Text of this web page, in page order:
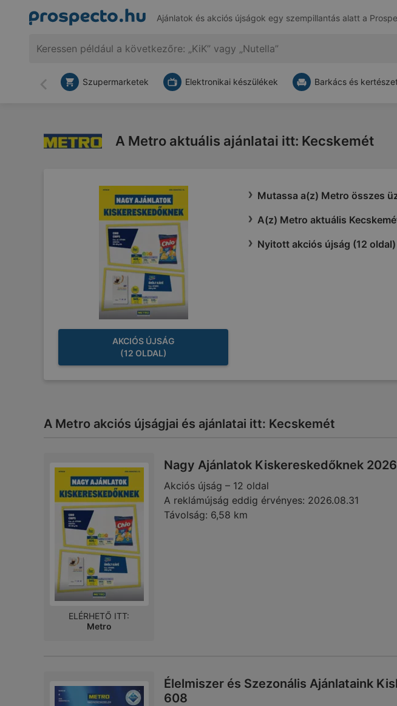
Ajánlatok és akciós újságok egy szempillantás alatt a
Vissza
Szupermarketek Elektronikai készülékek Barkács és
A Metro aktuális ajánlatai itt: Kecskemét
AKCIÓS ÚJSÁG
(12 OLDAL)
Mutassa a(z) Metro összes
A(z) Metro aktuális
Nyitott akciós újság (12 oldal)
A Metro akciós újságjai és ajánlatai itt: Kecskemét
Nagy Ajánlatok Kiskereskedőknek
Akciós újság – 12 oldal
A reklámújság eddig érvényes: 2026.08.31
Távolság: 6,58 km
ELÉRHETŐ ITT:
Metro
Élelmiszer és Szezonális Ajánlataink
608